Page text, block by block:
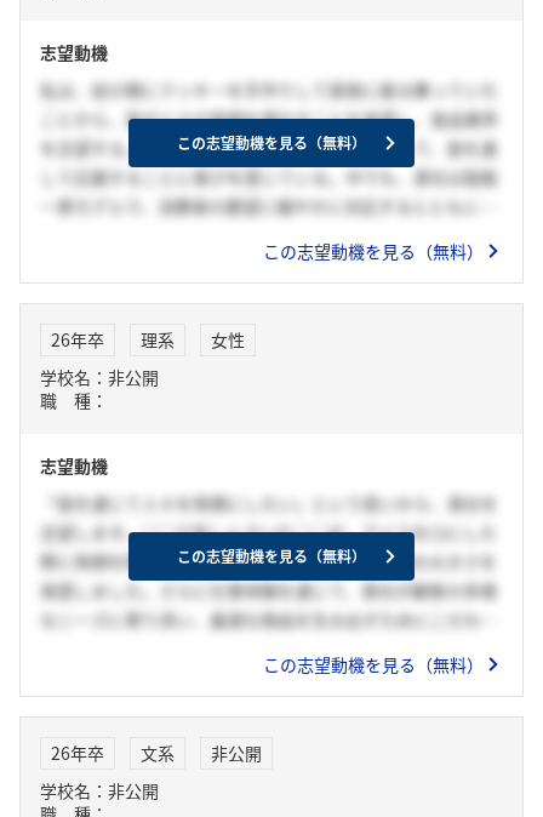
志望動機
私は、幼少期にクッキーを手作りして家族に振る舞っていた
ことから、食が人々の笑顔を増やすことを実感し、食品業界
を志望する。その後も、努力をしている人に対して、食を通
して応援することに喜びを感じている。中でも、貴社は製販
一貫モデルで、消費者の要望に細やかに対応するとともに、
た。仲間たちと協力して、進化し続ける向上心を持つという
この志望動機を見る（無料）
この志望動機を見る（無料）
26年卒 理系
女性
学校名：非公開
職 種：
志望動機
「食を通じて人々を笑顔にしたい」という思いから、貴社を
志望します。○○で苦しんでいた○○が、アイスを口にした
際に笑顔を取り戻した姿を見て、「食」が持つ力の大きさを
実感しました。さらに仕事体験を通じて、貴社が顧客の多様
なニーズに寄り添い、最適な商品を生み出すためにこだわり
を感じました。これまで培ってきた粘り強さや、願いを形に
この志望動機を見る（無料）
この志望動機を見る（無料）
26年卒 文系
非公開
学校名：非公開